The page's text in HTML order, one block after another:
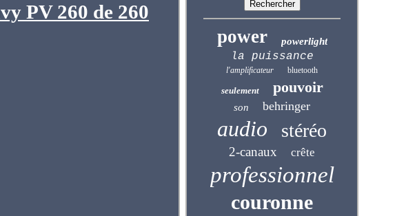
PV 260 de 260
power powerlight
la puissance
l'amplificateur bluetooth
seulement pouvoir
son behringer
audio stéréo
2-canaux crête
professionnel
couronne